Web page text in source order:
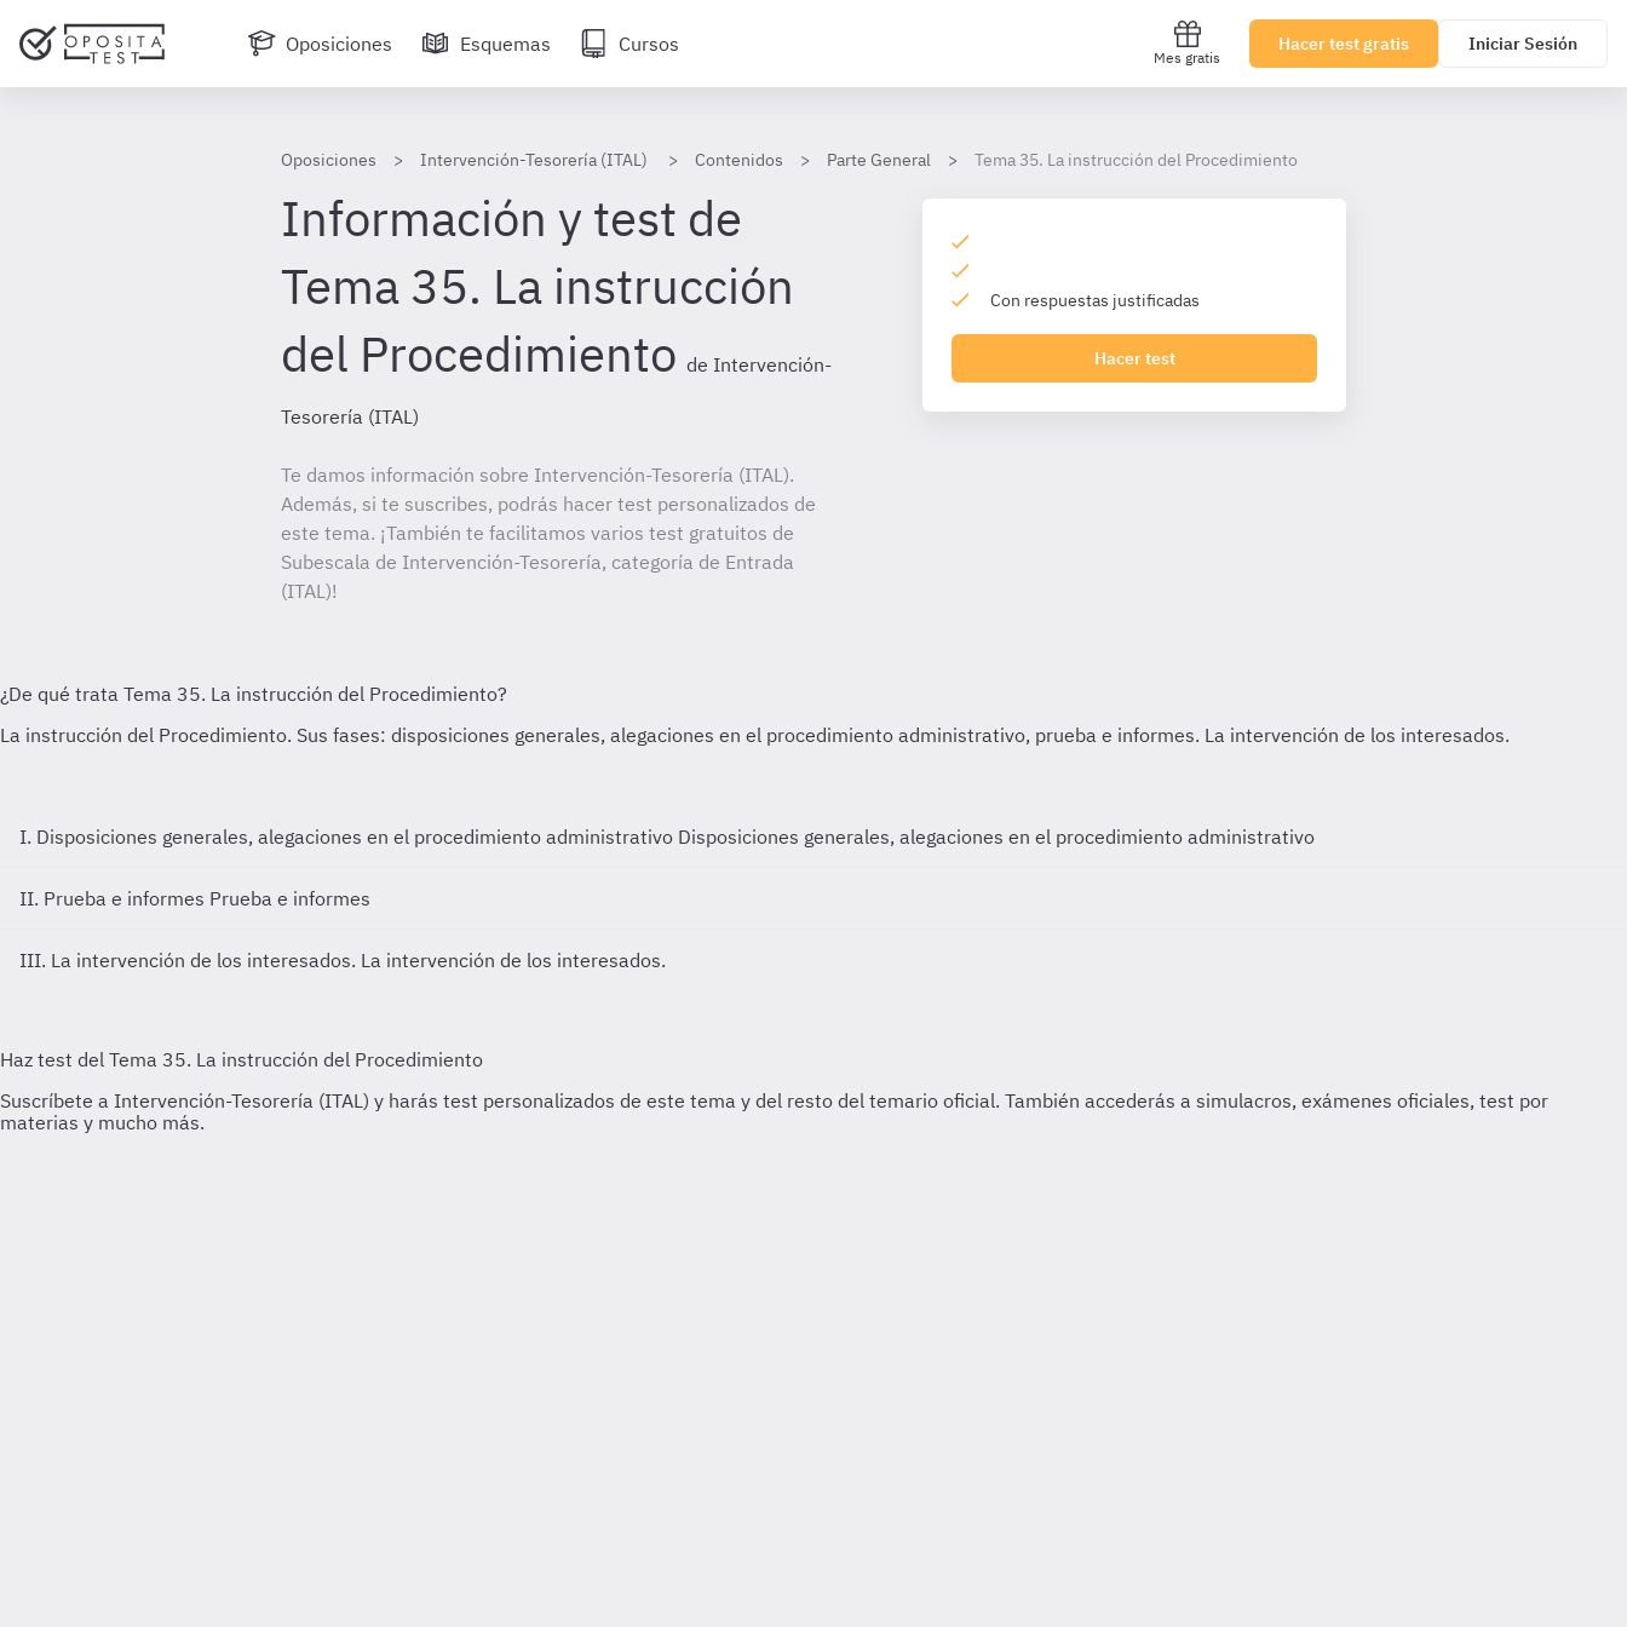
Oposiciones Esquemas Cursos
Mes gratis
Hacer test gratis Iniciar Sesión
Oposiciones Intervención-Tesorería (ITAL) Contenidos Parte General Tema 35. La instrucción del Procedimiento
Información y test de
Tema 35. La instrucción
del Procedimiento de Intervención-
Tesorería (ITAL)
Te damos información sobre Intervención-Tesorería (ITAL).
Además, si te suscribes, podrás hacer test personalizados de
este tema. ¡También te facilitamos varios test gratuitos de
Subescala de Intervención-Tesorería, categoría de Entrada
(ITAL)!
Con respuestas justificadas
Hacer test
I. Disposiciones generales, alegaciones en el procedimiento administrativo Disposiciones generales, alegaciones en el procedimiento administrativo
II. Prueba e informes Prueba e informes
III. La intervención de los interesados. La intervención de los interesados.